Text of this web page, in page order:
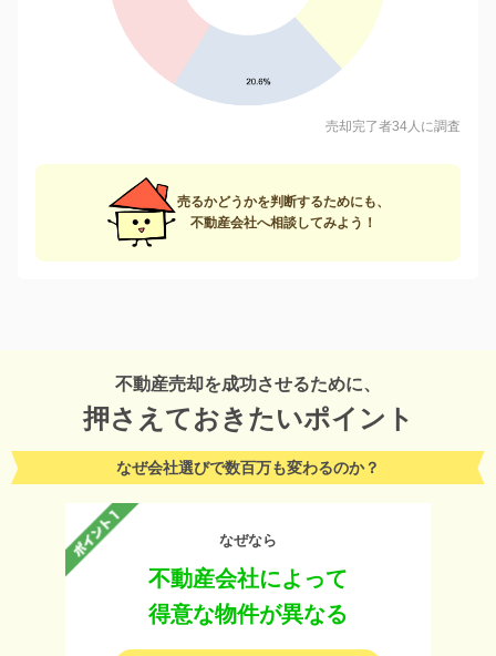
売却完了者34人に調査
売るかどうかを判断するためにも、
不動産会社へ相談してみよう！
不動産売却を成功させるために、
押さえておきたいポイント
なぜ会社選びで数百万も変わるのか？
なぜなら
不動産会社によって
得意な物件が異なる